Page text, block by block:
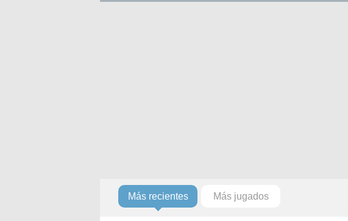
Más recientes Más jugados